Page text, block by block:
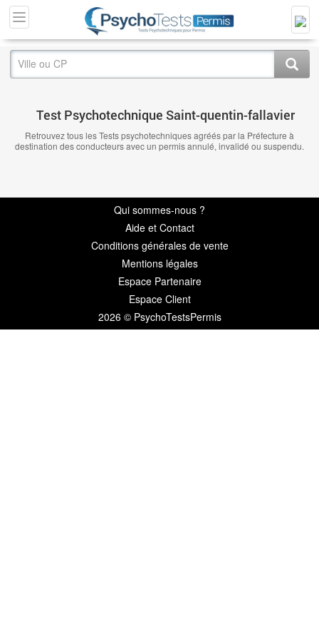
Test Psychotechnique Saint-quentin-fallavier
Retrouvez tous les Tests psychotechniques agréés par la Préfecture à
destination des conducteurs avec un permis annulé, invalidé ou suspendu.
Qui sommes-nous ?
Aide et Contact
Conditions générales de vente
Mentions légales
Espace Partenaire
Espace Client
2026 © PsychoTestsPermis